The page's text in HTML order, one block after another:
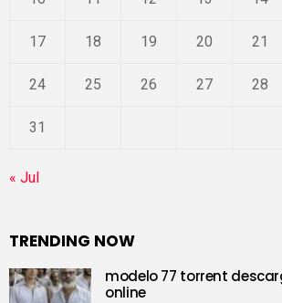
17 18 19 20 21
24 25 26 27 28
31
« Jul
TRENDING NOW
modelo 77 torrent
online